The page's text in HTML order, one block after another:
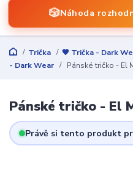
🎲Náhoda
Trička 🖤 Trička - Dark
- Dark Wear
Pánské tričko - El
Pánské tričko - El
Právě si tento produkt